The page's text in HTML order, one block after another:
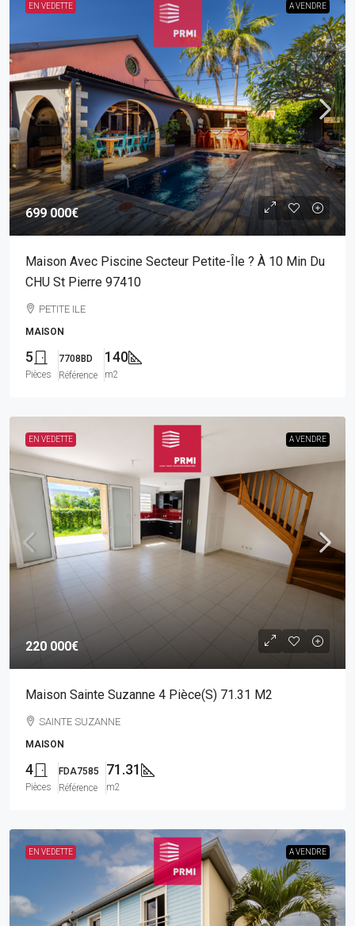
EN VEDETTE A VENDRE
699 000€
Maison Avec Piscine Secteur Petite-Île ? À 10 Min Du
CHU St Pierre 97410
PETITE ILE
MAISON
5
Pièces
7708BD
Référence
140
m2
EN VEDETTE A VENDRE
220 000€
Maison Sainte Suzanne 4 Pièce(s) 71.31 M2
SAINTE SUZANNE
MAISON
4
Pièces
FDA7585
Référence
71.31
m2
EN VEDETTE A VENDRE